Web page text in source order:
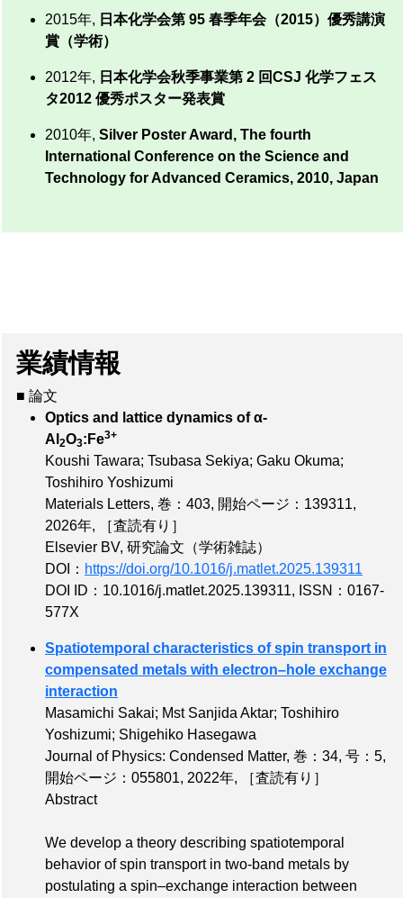
2015年, 日本化学会第 95 春季年会（2015）優秀講演
賞（学術）
2012年, 日本化学会秋季事業第 2 回CSJ 化学フェス
タ2012 優秀ポスター発表賞
2010年, Silver Poster Award, The fourth
International Conference on the Science and
Technology for Advanced Ceramics, 2010, Japan
業績情報
■ 論文
Optics and lattice dynamics of α-
Al 2O3:Fe3+
Koushi Tawara; Tsubasa Sekiya; Gaku Okuma;
Toshihiro Yoshizumi
Materials Letters, 巻：403, 開始ページ：139311,
2026年,
［査読有り］
Elsevier BV, 研究論文（学術雑誌）
DOI： https://doi.org/10.1016/j.matlet.2025.139311
DOI ID：10.1016/j.matlet.2025.139311, ISSN：0167-
577X
Spatiotemporal characteristics of spin transport in
compensated metals with electron–hole exchange
interaction
Masamichi Sakai; Mst Sanjida Aktar; Toshihiro
Yoshizumi; Shigehiko Hasegawa
Journal of Physics: Condensed Matter, 巻：34, 号：5,
開始ページ：055801, 2022年,
［査読有り］
Abstract
We develop a theory describing spatiotemporal
behavior of spin transport in two-band metals by
postulating a spin–exchange interaction between